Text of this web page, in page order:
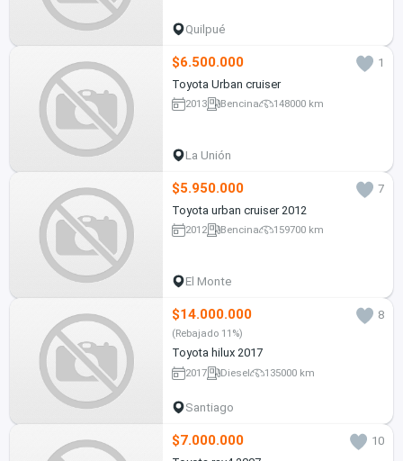
Quilpué
$6.500.000
1
Toyota Urban cruiser
2013 Bencina 148000 km
La Unión
$5.950.000
7
Toyota urban cruiser 2012
2012 Bencina 159700 km
El Monte
$14.000.000 8
(Rebajado 11%)
Toyota hilux 2017
2017 Diesel 135000 km
Santiago
$7.000.000
10